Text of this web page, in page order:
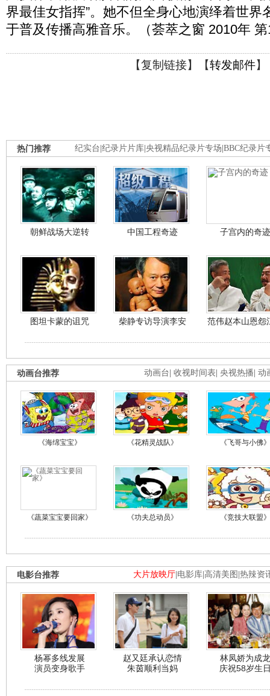
界最佳女指挥”。她不但全身心地演绎着世界
于普及传播高雅音乐。（荟萃之窗 2010年
【复制链接】【转发邮件】
纪实台 纪录片片库 央视精品纪录片专场 BBC纪录片
热门推荐
朝鲜战场大逆转 中国工程奇迹 子宫内的奇迹
图坦卡蒙的诅咒 柴静专访导演李安 范伟赵本山恩怨
动画台 收视时间表 央视热播 动
动画台推荐
《海绵宝宝》 《花精灵战队》 《飞哥与小佛》
《蔬菜宝宝要回家》 《功夫总动员》 《竞技大联盟》
大片放映厅 电影库 高清美图 热辣资
电影台推荐
杨幂多线发展
演员变身歌手
赵又廷承认恋情
朱茵顺利当妈
林凤娇为成龙
庆祝58岁生